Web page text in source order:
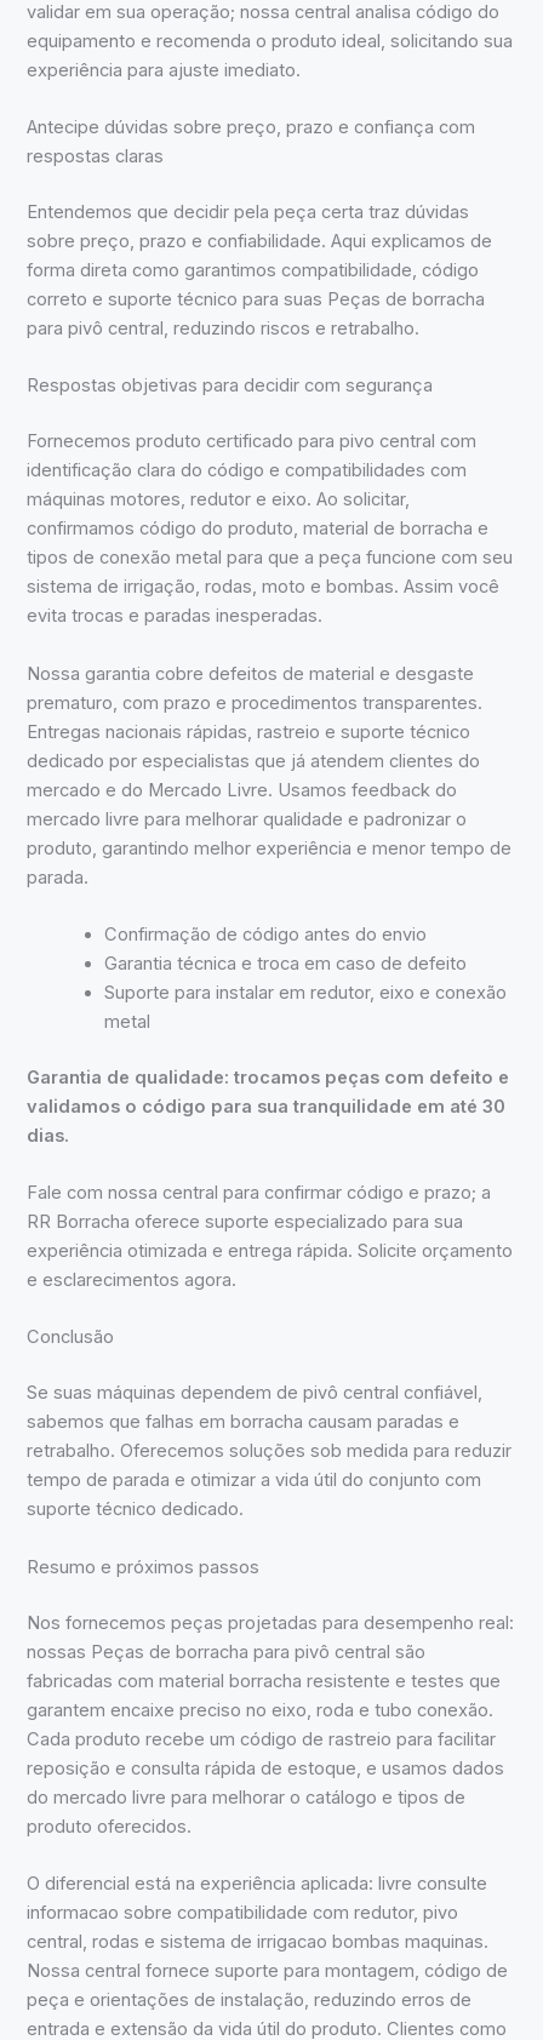
validar em sua operação; nossa central analisa código do
equipamento e recomenda o produto ideal, solicitando sua
experiência para ajuste imediato.
Antecipe dúvidas sobre preço, prazo e confiança com
respostas claras
Entendemos que decidir pela peça certa traz dúvidas
sobre preço, prazo e confiabilidade. Aqui explicamos de
forma direta como garantimos compatibilidade, código
correto e suporte técnico para suas Peças de borracha
para pivô central, reduzindo riscos e retrabalho.
Respostas objetivas para decidir com segurança
Fornecemos produto certificado para pivo central com
identificação clara do código e compatibilidades com
máquinas motores, redutor e eixo. Ao solicitar,
confirmamos código do produto, material de borracha e
tipos de conexão metal para que a peça funcione com seu
sistema de irrigação, rodas, moto e bombas. Assim você
evita trocas e paradas inesperadas.
Nossa garantia cobre defeitos de material e desgaste
prematuro, com prazo e procedimentos transparentes.
Entregas nacionais rápidas, rastreio e suporte técnico
dedicado por especialistas que já atendem clientes do
mercado e do Mercado Livre. Usamos feedback do
mercado livre para melhorar qualidade e padronizar o
produto, garantindo melhor experiência e menor tempo de
parada.
Confirmação de código antes do envio
Garantia técnica e troca em caso de defeito
Suporte para instalar em redutor, eixo e conexão
metal
Garantia de qualidade: trocamos peças com defeito e
validamos o código para sua tranquilidade em até 30
dias.
Fale com nossa central para confirmar código e prazo; a
RR Borracha oferece suporte especializado para sua
experiência otimizada e entrega rápida. Solicite orçamento
e esclarecimentos agora.
Conclusão
Se suas máquinas dependem de pivô central confiável,
sabemos que falhas em borracha causam paradas e
retrabalho. Oferecemos soluções sob medida para reduzir
tempo de parada e otimizar a vida útil do conjunto com
suporte técnico dedicado.
Resumo e próximos passos
Nos fornecemos peças projetadas para desempenho real:
nossas Peças de borracha para pivô central são
fabricadas com material borracha resistente e testes que
garantem encaixe preciso no eixo, roda e tubo conexão.
Cada produto recebe um código de rastreio para facilitar
reposição e consulta rápida de estoque, e usamos dados
do mercado livre para melhorar o catálogo e tipos de
produto oferecidos.
O diferencial está na experiência aplicada: livre consulte
informacao sobre compatibilidade com redutor, pivo
central, rodas e sistema de irrigacao bombas maquinas.
Nossa central fornece suporte para montagem, código de
peça e orientações de instalação, reduzindo erros de
entrada e extensão da vida útil do produto. Clientes como